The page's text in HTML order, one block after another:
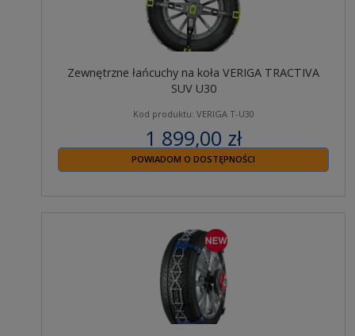
Zewnętrzne łańcuchy na koła VERIGA TRACTIVA
SUV U30
Kod produktu: VERIGA T-U30
1 899,00 zł
zawiera 23% VAT
POWIADOM O DOSTĘPNOŚCI